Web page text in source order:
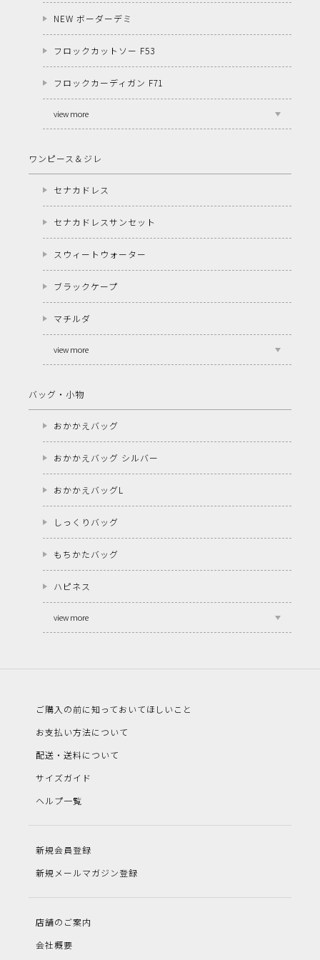
NEW ボーダーデミ
フロックカットソー F53
フロックカーディガン F71
view more
ワンピース＆ジレ
セナカドレス
セナカドレスサンセット
スウィートウォーター
ブラックケープ
マチルダ
view more
バッグ・小物
おかかえバッグ
おかかえバッグ シルバー
おかかえバッグL
しっくりバッグ
もちかたバッグ
ハピネス
view more
ご購入の前に知っておいてほしいこと
お支払い方法について
配送・送料について
サイズガイド
ヘルプ一覧
新規会員登録
新規メールマガジン登録
店舗のご案内
会社概要